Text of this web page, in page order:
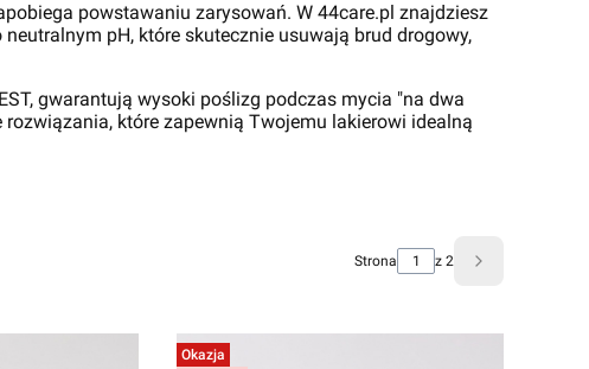
powstawaniu zarysowań. W 44care.pl znajdziesz
pH, które skutecznie usuwają brud drogowy,
gwarantują wysoki poślizg podczas mycia "na dwa
rozwiązania, które zapewnią Twojemu lakierowi idealną
Strona z 2
Następne
Okazja